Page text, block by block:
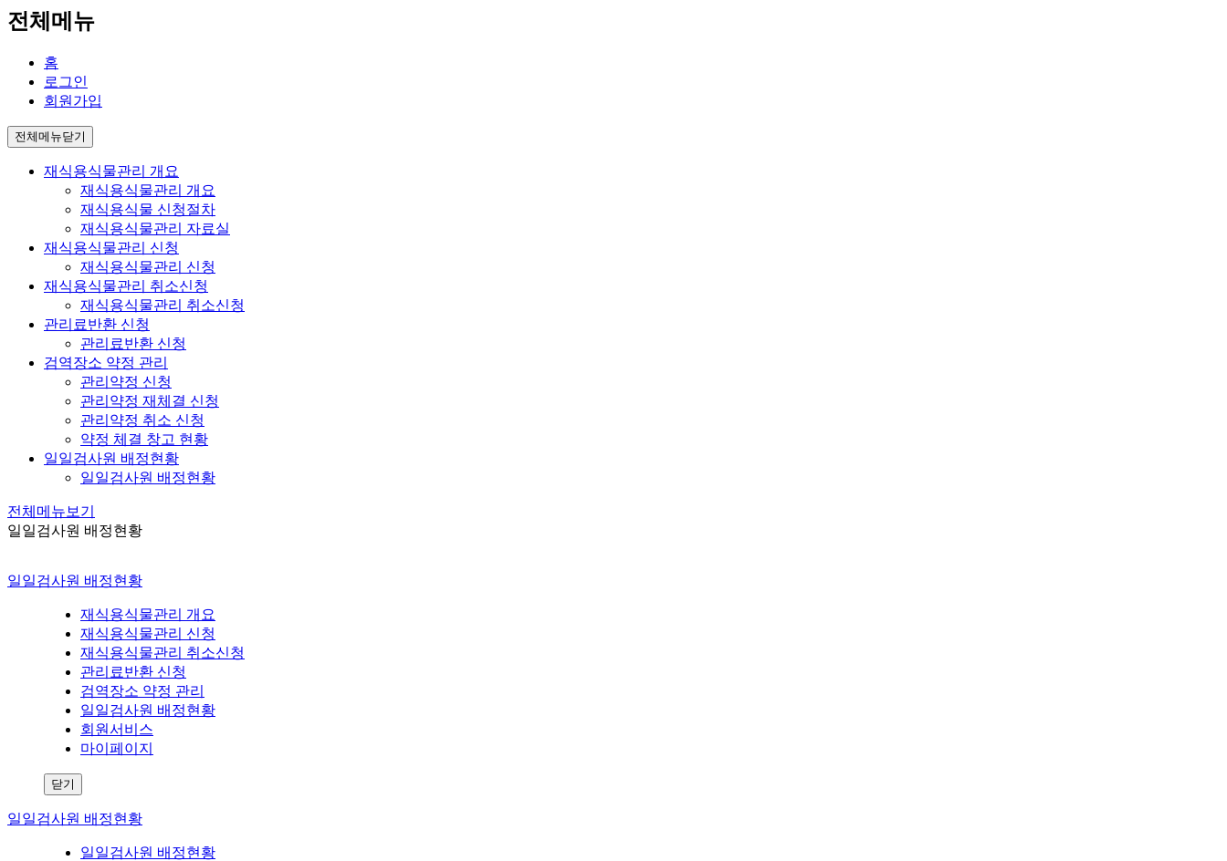
전체메뉴
홈
로그인
회원가입
전체메뉴닫기
재식용식물관리 개요
재식용식물관리 개요
재식용식물 신청절차
재식용식물관리 자료실
재식용식물관리 신청
재식용식물관리 신청
재식용식물관리 취소신청
재식용식물관리 취소신청
관리료반환 신청
관리료반환 신청
검역장소 약정 관리
관리약정 신청
관리약정 재체결 신청
관리약정 취소 신청
약정 체결 창고 현황
일일검사원 배정현황
일일검사원 배정현황
전체메뉴보기
일일검사원 배정현황
일일검사원 배정현황
재식용식물관리 개요
재식용식물관리 신청
재식용식물관리 취소신청
관리료반환 신청
검역장소 약정 관리
일일검사원 배정현황
회원서비스
마이페이지
닫기
일일검사원 배정현황
일일검사원 배정현황